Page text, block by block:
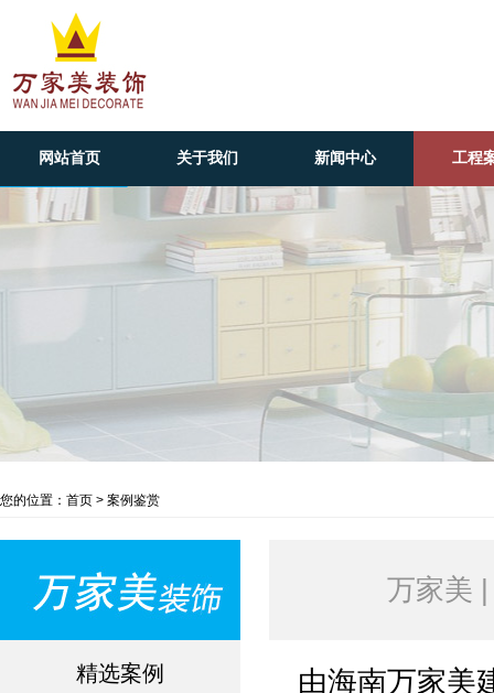
网站首页 关于我们 新闻中心 工程
您的位置：首页 > 案例鉴赏
精选案例
万家美
由海南万家美